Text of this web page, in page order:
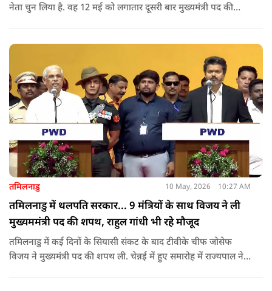
नेता चुन लिया है. वह 12 मई को लगातार दूसरी बार मुख्यमंत्री पद की
तमिलनाडु 10 May, 2026 10:27 AM
तमिलनाडु में थलपति सरकार... 9 मंत्रियों के साथ विजय ने ली
मुख्यममंत्री पद की शपथ, राहुल गांधी भी रहे मौजूद
तमिलनाडु में कई दिनों के सियासी संकट के बाद टीवीके चीफ जोसेफ
विजय ने मुख्यमंत्री पद की शपथ ली. चेन्नई में हुए समारोह में राज्यपाल ने